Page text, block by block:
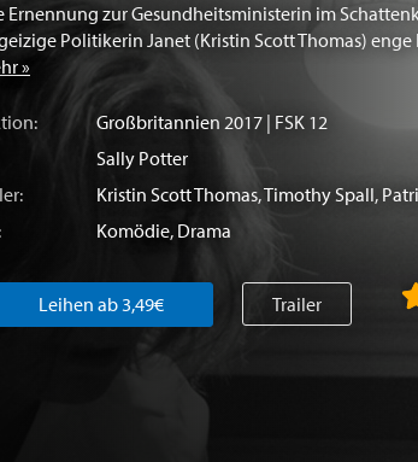
Ernennung zur Gesundheitsministerin im
Politikerin Janet (Kristin Scott Thomas)
»
Großbritannien 2017 | FSK 12
Sally Potter
Kristin Scott Thomas,Timothy Spall,
Komödie, Drama
Leihen ab 3,49€ Trailer